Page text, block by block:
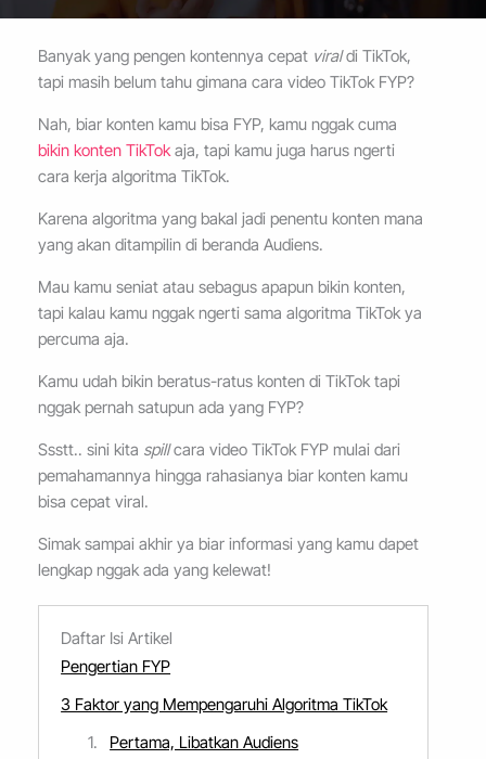
Banyak yang pengen kontennya cepat viraldi TikTok,
tapi masih belum tahu gimana cara video TikTok FYP?
Nah, biar konten kamu bisa FYP, kamu nggak cuma
bikin konten TikTokaja, tapi kamu juga harus ngerti
cara kerja algoritma TikTok.
Karena algoritma yang bakal jadi penentu konten mana
yang akan ditampilin di beranda Audiens.
Mau kamu seniat atau sebagus apapun bikin konten,
tapi kalau kamu nggak ngerti sama algoritma TikTok ya
percuma aja.
Kamu udah bikin beratus-ratus konten di TikTok tapi
nggak pernah satupun ada yang FYP?
Ssstt.. sini kita spillcara video TikTok FYP mulai dari
pemahamannya hingga rahasianya biar konten kamu
bisa cepat viral.
Simak sampai akhir ya biar informasi yang kamu dapet
lengkap nggak ada yang kelewat!
Daftar Isi Artikel
Pengertian FYP
3 Faktor yang Mempengaruhi Algoritma TikTok
Pertama, Libatkan Audiens